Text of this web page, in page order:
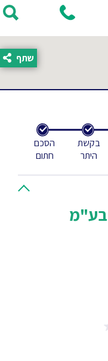
שתף
בקשת
היתר
הסכם
חתום
בע"מ